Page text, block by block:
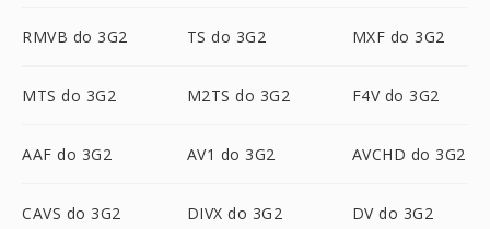
RMVB do 3G2 TS do 3G2 MXF do 3G2
MTS do 3G2 M2TS do 3G2 F4V do 3G2
AAF do 3G2 AV1 do 3G2 AVCHD do 3G2
CAVS do 3G2 DIVX do 3G2 DV do 3G2